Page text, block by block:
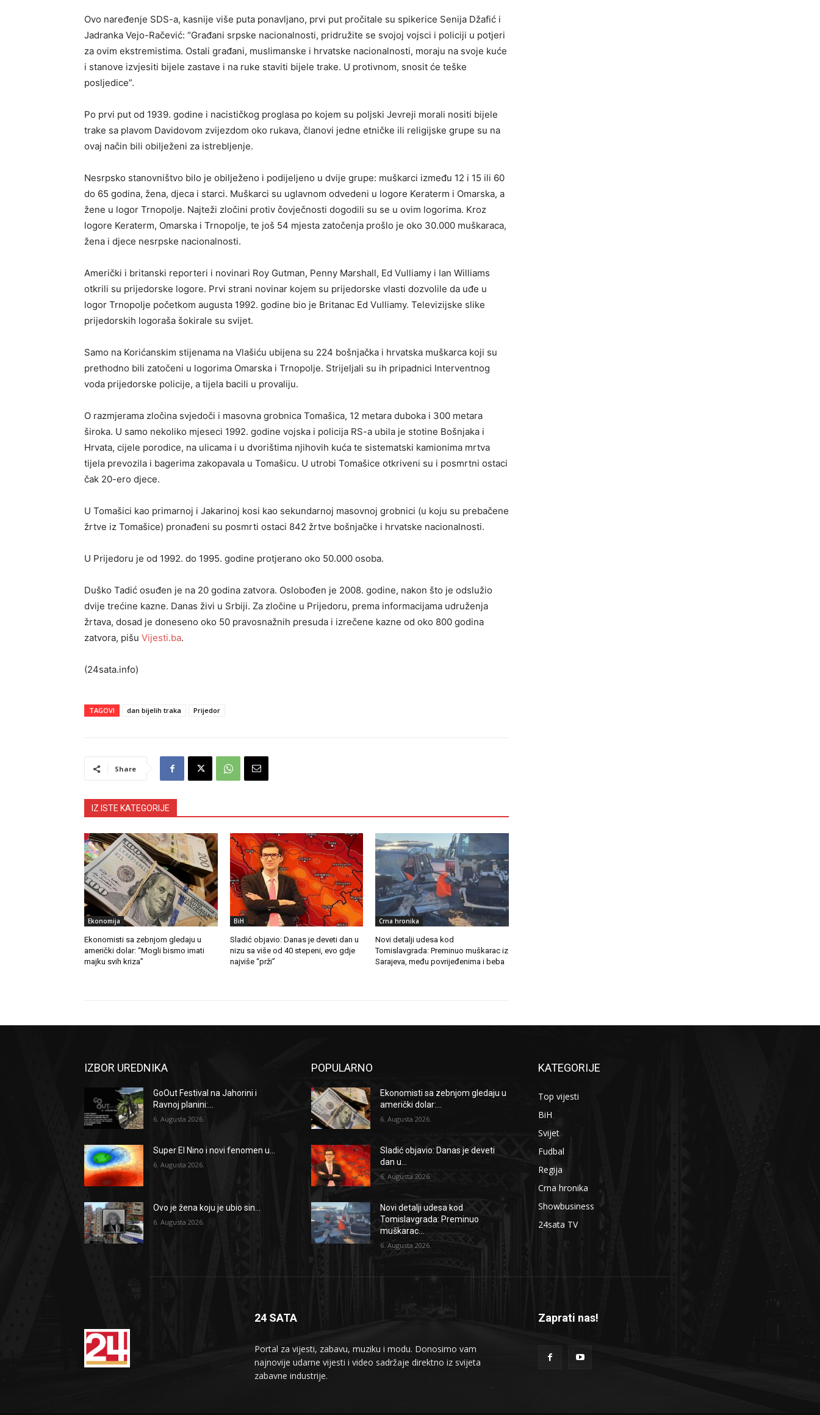
Ovo naređenje SDS-a, kasnije više puta ponavljano, prvi put pročitale su spikerice Senija Džafić i
Jadranka Vejo-Račević: “Građani srpske nacionalnosti, pridružite se svojoj vojsci i policiji u potjeri
za ovim ekstremistima. Ostali građani, muslimanske i hrvatske nacionalnosti, moraju na svoje kuće
i stanove izvjesiti bijele zastave i na ruke staviti bijele trake. U protivnom, snosit će teške
posljedice”.
Po prvi put od 1939. godine i nacističkog proglasa po kojem su poljski Jevreji morali nositi bijele
trake sa plavom Davidovom zvijezdom oko rukava, članovi jedne etničke ili religijske grupe su na
ovaj način bili obilježeni za istrebljenje.
Nesrpsko stanovništvo bilo je obilježeno i podijeljeno u dvije grupe: muškarci između 12 i 15 ili 60
do 65 godina, žena, djeca i starci. Muškarci su uglavnom odvedeni u logore Keraterm i Omarska, a
žene u logor Trnopolje. Najteži zločini protiv čovječnosti dogodili su se u ovim logorima. Kroz
logore Keraterm, Omarska i Trnopolje, te još 54 mjesta zatočenja prošlo je oko 30.000 muškaraca,
žena i djece nesrpske nacionalnosti.
Američki i britanski reporteri i novinari Roy Gutman, Penny Marshall, Ed Vulliamy i Ian Williams
otkrili su prijedorske logore. Prvi strani novinar kojem su prijedorske vlasti dozvolile da uđe u
logor Trnopolje početkom augusta 1992. godine bio je Britanac Ed Vulliamy. Televizijske slike
prijedorskih logoraša šokirale su svijet.
Samo na Korićanskim stijenama na Vlašiću ubijena su 224 bošnjačka i hrvatska muškarca koji su
prethodno bili zatočeni u logorima Omarska i Trnopolje. Strijeljali su ih pripadnici Interventnog
voda prijedorske policije, a tijela bacili u provaliju.
O razmjerama zločina svjedoči i masovna grobnica Tomašica, 12 metara duboka i 300 metara
široka. U samo nekoliko mjeseci 1992. godine vojska i policija RS-a ubila je stotine Bošnjaka i
Hrvata, cijele porodice, na ulicama i u dvorištima njihovih kuća te sistematski kamionima mrtva
tijela prevozila i bagerima zakopavala u Tomašicu. U utrobi Tomašice otkriveni su i posmrtni ostaci
čak 20-ero djece.
U Tomašici kao primarnoj i Jakarinoj kosi kao sekundarnoj masovnoj grobnici (u koju su prebačene
žrtve iz Tomašice) pronađeni su posmrti ostaci 842 žrtve bošnjačke i hrvatske nacionalnosti.
U Prijedoru je od 1992. do 1995. godine protjerano oko 50.000 osoba.
Duško Tadić osuđen je na 20 godina zatvora. Oslobođen je 2008. godine, nakon što je odslužio
dvije trećine kazne. Danas živi u Srbiji. Za zločine u Prijedoru, prema informacijama udruženja
žrtava, dosad je doneseno oko 50 pravosnažnih presuda i izrečene kazne od oko 800 godina
zatvora, pišu Vijesti.ba.
(24sata.info)
TAGOVI dan bijelih traka Prijedor
Share
IZ ISTE KATEGORIJE
Ekonomija
Ekonomisti sa zebnjom gledaju u
američki dolar: “Mogli bismo imati
majku svih kriza”
BiH
Sladić objavio: Danas je deveti dan u
nizu sa više od 40 stepeni, evo gdje
najviše “prži”
Crna hronika
Novi detalji udesa kod
Tomislavgrada: Preminuo muškarac iz
Sarajeva, među povrijeđenima i beba
IZBOR UREDNIKA
GoOut Festival na Jahorini i
Ravnoj planini:...
6. Augusta 2026.
Super El Nino i novi fenomen u...
6. Augusta 2026.
Ovo je žena koju je ubio sin...
6. Augusta 2026.
POPULARNO
Ekonomisti sa zebnjom gledaju u
američki dolar:...
6. Augusta 2026.
Sladić objavio: Danas je deveti
dan u...
6. Augusta 2026.
Novi detalji udesa kod
Tomislavgrada: Preminuo
muškarac...
6. Augusta 2026.
KATEGORIJE
Top vijesti
BiH
Svijet
Fudbal
Regija
Crna hronika
Showbusiness
24sata TV
24 SATA
Portal za vijesti, zabavu, muziku i modu. Donosimo vam
najnovije udarne vijesti i video sadržaje direktno iz svijeta
zabavne industrije.
Zaprati nas!